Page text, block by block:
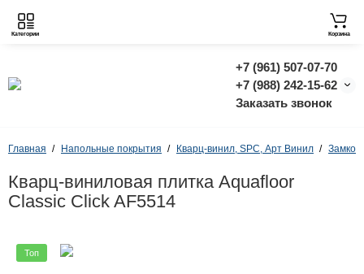
+7 (961) 507-07-70
+7 (988) 242-15-62
Заказать звонок
Категории Корзина
Главная Напольные покрытия Кварц-винил, SPC, Арт Винил
Кварц-виниловая плитка Aquafloor
Classic Click AF5514
Топ